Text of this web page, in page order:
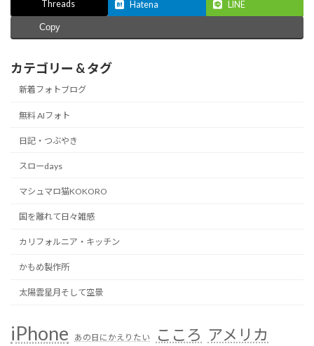
Threads Hatena LINE
Copy
カテゴリー & タグ
新着フォトブログ
無料 AIフォト
日記・つぶやき
スローdays
マシュマロ猫KOKORO
国を離れて日々雑感
カリフォルニア・キッチン
かもめ製作所
太陽雲星月そして空景
iPhone あの日にかえりたい こころ アメリカ